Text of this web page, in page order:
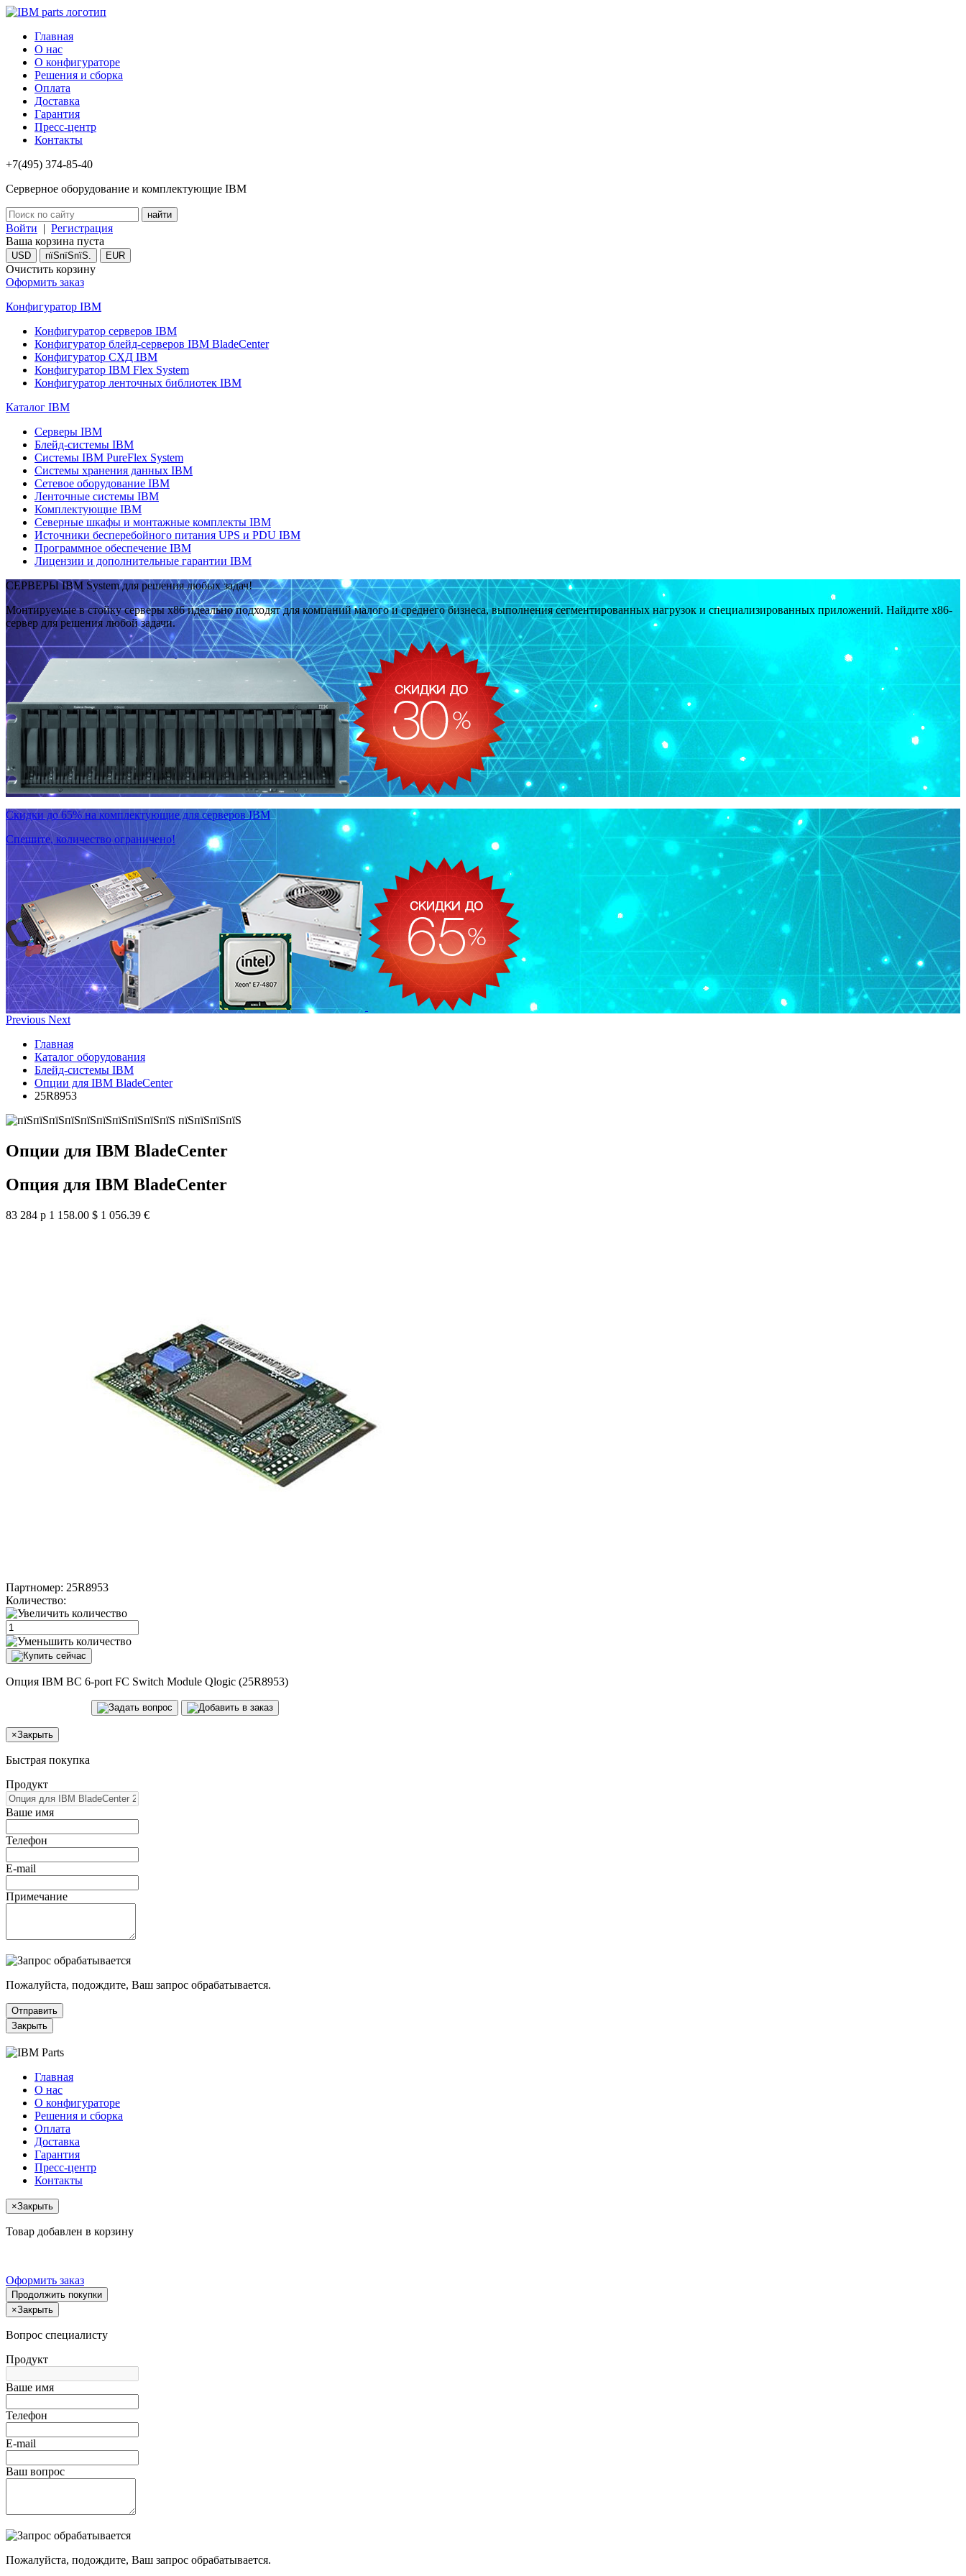
Главная
О нас
О конфигураторе
Решения и сборка
Оплата
Доставка
Гарантия
Пресс-центр
Контакты
+7(495) 374-85-40
Серверное оборудование и комплектующие IBM
Войти | Регистрация
Ваша корзина пуста
USD пїЅпїЅпїЅ. EUR
Очистить корзину
Оформить заказ
Конфигуратор IBM
Конфигуратор серверов IBM
Конфигуратор блейд-серверов IBM BladeCenter
Конфигуратор СХД IBM
Конфигуратор IBM Flex System
Конфигуратор ленточных библиотек IBM
Каталог IBM
Серверы IBM
Блейд-системы IBM
Системы IBM PureFlex System
Системы хранения данных IBM
Сетевое оборудование IBM
Ленточные системы IBM
Комплектующие IBM
Северные шкафы и монтажные комплекты IBM
Источники бесперебойного питания UPS и PDU IBM
Программное обеспечение IBM
Лицензии и дополнительные гарантии IBM
СЕРВЕРЫ IBM System для решения любых задач!
Монтируемые в стойку серверы x86 идеально подходят для компаний малого и среднего бизнеса, выполнения сегментированных нагрузок и специализированных приложений. Найдите x86-
сервер для решения любой задачи.
Скидки до 65% на комплектующие для серверов IBM
Спешите, количество ограничено!
Previous Next
Главная
Каталог оборудования
Блейд-системы IBM
Опции для IBM BladeCenter
25R8953
Опции для IBM BladeCenter
Опция для IBM BladeCenter
83 284 р 1 158.00 $ 1 056.39 €
Партномер: 25R8953
Количество:
Опция IBM BC 6-port FC Switch Module Qlogic (25R8953)
×Закрыть
Быстрая покупка
Продукт
Ваше имя
Телефон
E-mail
Примечание
Пожалуйста, подождите, Ваш запрос обрабатывается.
Отправить
Закрыть
Главная
О нас
О конфигураторе
Решения и сборка
Оплата
Доставка
Гарантия
Пресс-центр
Контакты
×Закрыть
Товар добавлен в корзину
Оформить заказ
Продолжить покупки
×Закрыть
Вопрос специалисту
Продукт
Ваше имя
Телефон
E-mail
Ваш вопрос
Пожалуйста, подождите, Ваш запрос обрабатывается.